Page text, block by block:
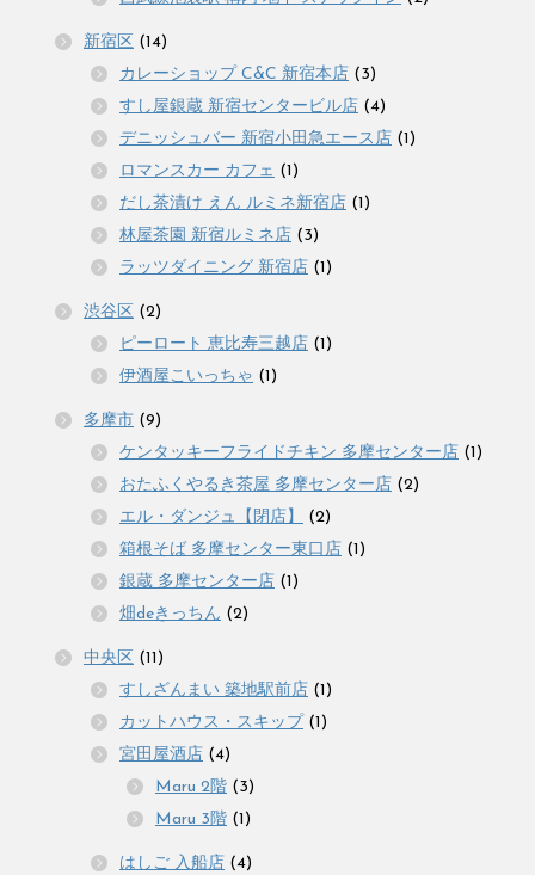
新宿区 (14)
カレーショップ C&C 新宿本店 (3)
すし屋銀蔵 新宿センタービル店 (4)
デニッシュバー 新宿小田急エース店 (1)
ロマンスカー カフェ (1)
だし茶漬け えん ルミネ新宿店 (1)
林屋茶園 新宿ルミネ店 (3)
ラッツダイニング 新宿店 (1)
渋谷区 (2)
ピーロート 恵比寿三越店 (1)
伊酒屋こいっちゃ (1)
多摩市 (9)
ケンタッキーフライドチキン 多摩センター店 (1)
おたふくやるき茶屋 多摩センター店 (2)
エル・ダンジュ【閉店】
(2)
箱根そば 多摩センター東口店 (1)
銀蔵 多摩センター店 (1)
畑deきっちん (2)
中央区 (11)
すしざんまい 築地駅前店 (1)
カットハウス・スキップ (1)
宮田屋酒店 (4)
Maru 2階 (3)
Maru 3階 (1)
はしご 入船店 (4)